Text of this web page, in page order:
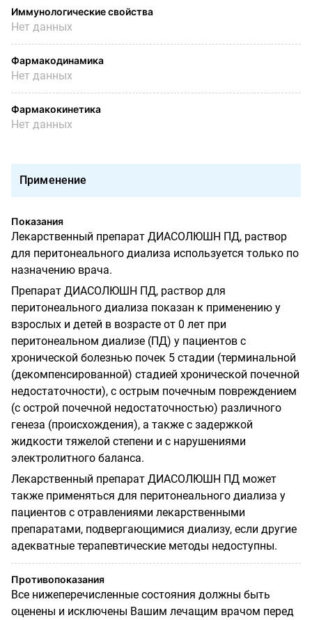
Иммунологические свойства
Нет данных
Фармакодинамика
Нет данных
Фармакокинетика
Нет данных
Применение
Показания
Лекарственный препарат ДИАСОЛЮШН ПД, раствор
для перитонеального диализа используется только по
назначению врача.
Препарат ДИАСОЛЮШН ПД, раствор для
перитонеального диализа показан к применению у
взрослых и детей в возрасте от 0 лет при
перитонеальном диализе (ПД) у пациентов с
хронической болезнью почек 5 стадии (терминальной
(декомпенсированной) стадией хронической почечной
недостаточности), с острым почечным повреждением
(с острой почечной недостаточностью) различного
генеза (происхождения), а также с задержкой
жидкости тяжелой степени и с нарушениями
электролитного баланса.
Лекарственный препарат ДИАСОЛЮШН ПД может
также применяться для перитонеального диализа у
пациентов с отравлениями лекарственными
препаратами, подвергающимися диализу, если другие
адекватные терапевтические методы недоступны.
Противопоказания
Все нижеперечисленные состояния должны быть
оценены и исключены Вашим лечащим врачом перед